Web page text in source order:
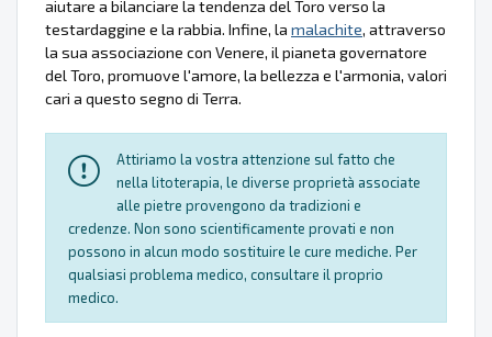
aiutare a bilanciare la tendenza del Toro verso la
testardaggine e la rabbia. Infine, la malachite, attraverso
la sua associazione con Venere, il pianeta governatore
del Toro, promuove l'amore, la bellezza e l'armonia, valori
cari a questo segno di Terra.
Attiriamo la vostra attenzione sul fatto che
nella litoterapia, le diverse proprietà associate
alle pietre provengono da tradizioni e
credenze. Non sono scientificamente provati e non
possono in alcun modo sostituire le cure mediche. Per
qualsiasi problema medico, consultare il proprio
medico.